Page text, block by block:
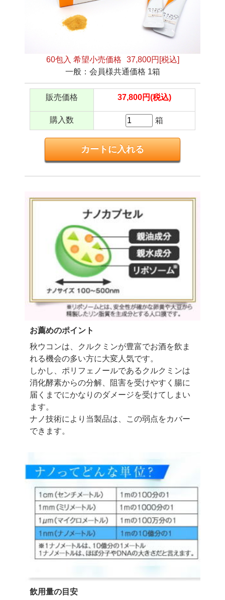
60包入 希望小売価格
37,800円[税込]
一般：会員様共通価格 1箱
販売価格 37,800円(税込)
購入数 箱
お薦めのポイント
秋ウコンは、クルクミンが豊富でお酒を飲ま
れる機会の多い方に大変人気です。
しかし、ポリフェノールであるクルクミンは
消化酵素からの分解、阻害を受けやすく 腸に
届くまでにかなりのダメージを受けてしまい
ます。
ナノ技術により当製品は、この弱点をカバー
できます。
飲用量の目安